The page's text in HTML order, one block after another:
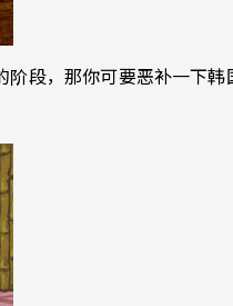
段，那你可要恶补一下